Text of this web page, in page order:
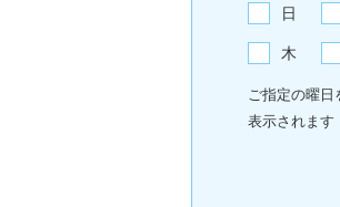
日
木
ご指定の曜日
表示されます